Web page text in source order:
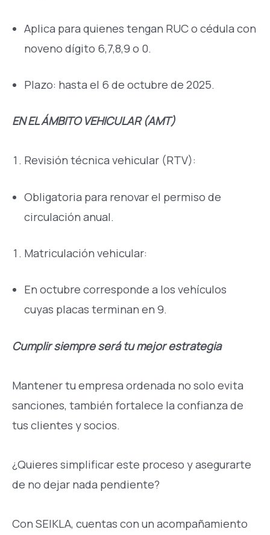
Aplica para quienes tengan RUC o cédula con
noveno dígito 6,7,8,9 o 0.
Plazo: hasta el 6 de octubre de 2025.
EN EL ÁMBITO VEHICULAR (AMT)
Revisión técnica vehicular (RTV):
Obligatoria para renovar el permiso de
circulación anual.
Matriculación vehicular:
En octubre corresponde a los vehículos
cuyas placas terminan en 9.
Cumplir siempre será tu mejor estrategia
Mantener tu empresa ordenada no solo evita
sanciones, también fortalece la confianza de
tus clientes y socios.
¿Quieres simplificar este proceso y asegurarte
de no dejar nada pendiente?
Con SEIKLA, cuentas con un acompañamiento